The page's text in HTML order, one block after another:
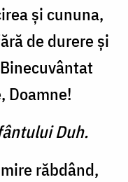
şi cununa,
de durere şi
Doamne!
Duh.
răbdând,